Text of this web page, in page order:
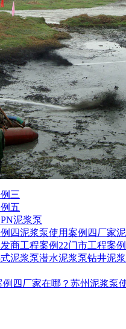
三
五
PN泥浆泵
四泥浆泵使用案例四厂家
商工程案例22门市工程案
泥浆泵潜水泥浆泵钻井泥
四厂家在哪？ 苏州泥浆泵